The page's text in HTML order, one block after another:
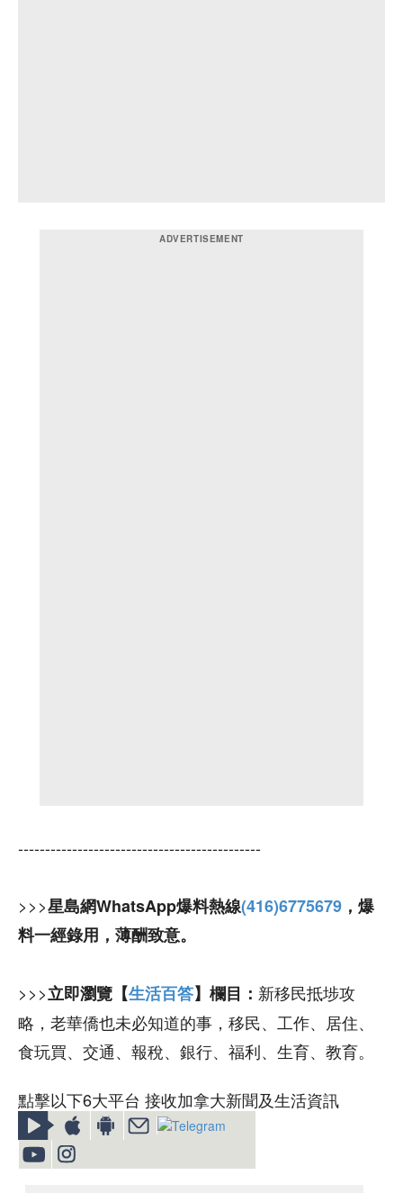
---------------------------------------------
>>>星島網WhatsApp爆料熱線(416)6775679 ，爆
料一經錄用，薄酬致意。
>>>立即瀏覽【生活百答】欄目： 新移民抵埗攻
略，老華僑也未必知道的事，移民、工作、居住、
食玩買、交通、報稅、銀行、福利、生育、教育。
點擊以下6大平台 接收加拿大新聞及生活資訊